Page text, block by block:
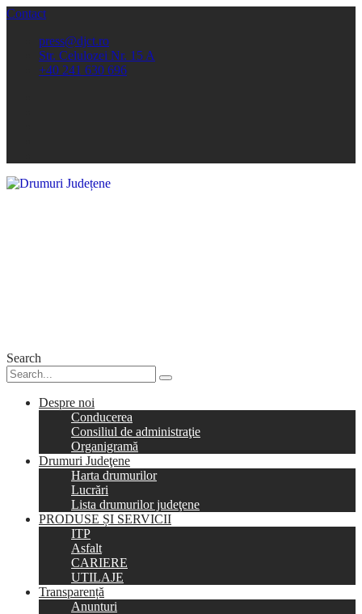
Contact
press@djct.ro
Str. Celulozei Nr. 15 A
+40 241 630 696
Search
Despre noi
Conducerea
Consiliul de administraţie
Organigramă
Drumuri Judeţene
Harta drumurilor
Lucrări
Lista drumurilor judeţene
PRODUSE ȘI SERVICII
ITP
Asfalt
CARIERE
UTILAJE
Transparență
Anunturi